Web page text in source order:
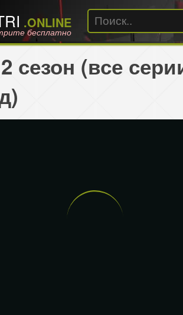
.ONLINE
бесплатно
сезон (все